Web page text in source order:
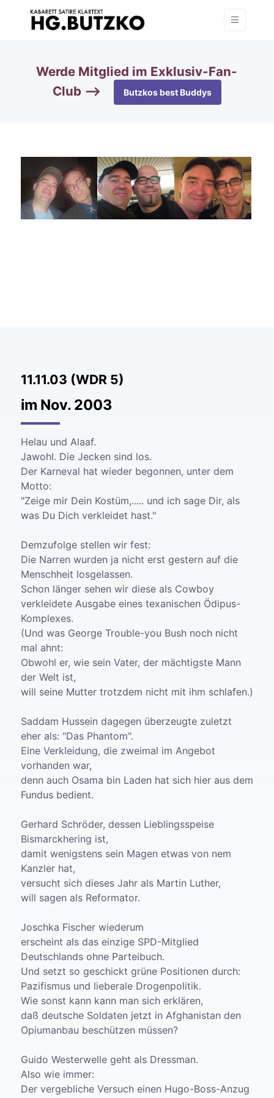
Werde Mitglied im Exklusiv-Fan-
Club —>
Butzkos best Buddys
11.11.03 (WDR 5)
im Nov. 2003
Helau und Alaaf.
Jawohl. Die Jecken sind los.
Der Karneval hat wieder begonnen, unter dem
Motto:
"Zeige mir Dein Kostüm,..... und ich sage Dir, als
was Du Dich verkleidet hast."
Demzufolge stellen wir fest:
Die Narren wurden ja nicht erst gestern auf die
Menschheit losgelassen.
Schon länger sehen wir diese als Cowboy
verkleidete Ausgabe eines texanischen Ödipus-
Komplexes.
(Und was George Trouble-you Bush noch nicht
mal ahnt:
Obwohl er, wie sein Vater, der mächtigste Mann
der Welt ist,
will seine Mutter trotzdem nicht mit ihm schlafen.)
Saddam Hussein dagegen überzeugte zuletzt
eher als: "Das Phantom".
Eine Verkleidung, die zweimal im Angebot
vorhanden war,
denn auch Osama bin Laden hat sich hier aus dem
Fundus bedient.
Gerhard Schröder, dessen Lieblingsspeise
Bismarckhering ist,
damit wenigstens sein Magen etwas von nem
Kanzler hat,
versucht sich dieses Jahr als Martin Luther,
will sagen als Reformator.
Joschka Fischer wiederum
erscheint als das einzige SPD-Mitglied
Deutschlands ohne Parteibuch.
Und setzt so geschickt grüne Positionen durch:
Pazifismus und lieberale Drogenpolitik.
Wie sonst kann kann man sich erklären,
daß deutsche Soldaten jetzt in Afghanistan den
Opiumanbau beschützen müssen?
Guido Westerwelle geht als Dressman.
Also wie immer:
Der vergebliche Versuch einen Hugo-Boss-Anzug